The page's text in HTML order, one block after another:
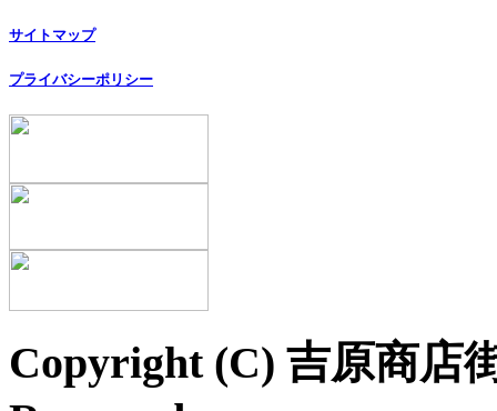
サイトマップ
プライバシーポリシー
Copyright (C) 吉原商店